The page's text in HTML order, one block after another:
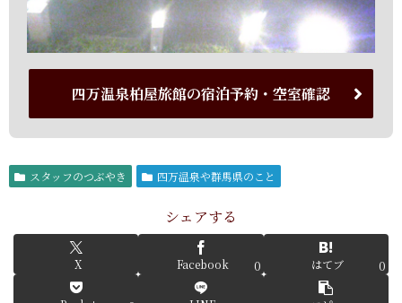
四万温泉柏屋旅館の宿泊予約・空室確認
スタッフのつぶやき 四万温泉や群馬県のこと
シェアする
X Facebook 0 はてブ 0